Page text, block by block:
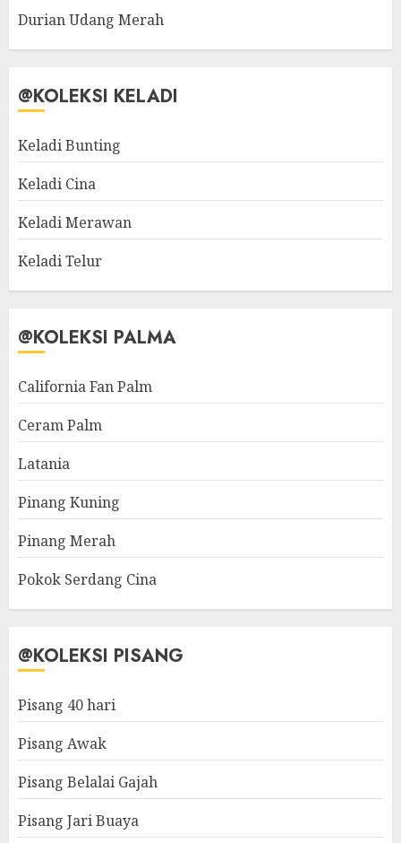
Durian Udang Merah
@KOLEKSI KELADI
Keladi Bunting
Keladi Cina
Keladi Merawan
Keladi Telur
@KOLEKSI PALMA
California Fan Palm
Ceram Palm
Latania
Pinang Kuning
Pinang Merah
Pokok Serdang Cina
@KOLEKSI PISANG
Pisang 40 hari
Pisang Awak
Pisang Belalai Gajah
Pisang Jari Buaya